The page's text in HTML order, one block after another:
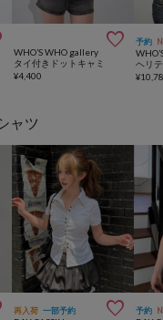

WHO’S WHO gallery
タイ付きドットキャミ
¥4,400
予約
¥
ャツ
再入荷 一部予約  予約